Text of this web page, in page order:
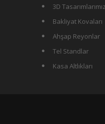
3D Tasarımlarımız
Bakliyat Kovaları
Ahşap Reyonlar
Tel Standlar
Kasa Altlıkları